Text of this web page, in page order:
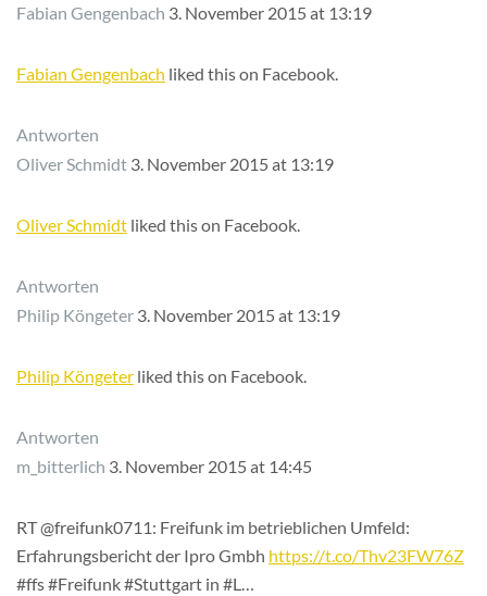
Fabian Gengenbach 3. November 2015 at 13:19
Fabian Gengenbach liked this on Facebook.
Antworten
Oliver Schmidt 3. November 2015 at 13:19
Oliver Schmidt liked this on Facebook.
Antworten
Philip Köngeter 3. November 2015 at 13:19
Philip Köngeter liked this on Facebook.
Antworten
m_bitterlich 3. November 2015 at 14:45
RT @freifunk0711: Freifunk im betrieblichen Umfeld:
Erfahrungsbericht der Ipro Gmbh https://t.co/Thv23FW76Z
#ffs #Freifunk #Stuttgart in #L…